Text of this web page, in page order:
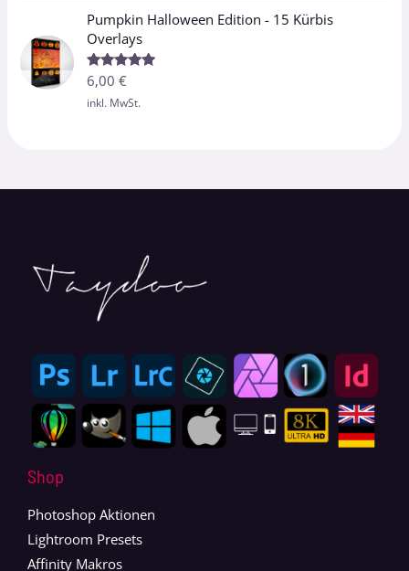
Pumpkin Halloween Edition - 15 Kürbis
Overlays
Bewertet
mit
von 5
6,00€
inkl. MwSt.
Shop
Photoshop Aktionen
Lightroom Presets
Affinity Makros